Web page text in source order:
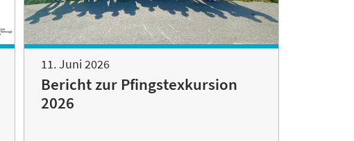
11. Juni 2026
Bericht zur Pfingstexkursion
2026